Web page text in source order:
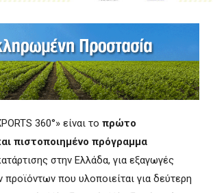
360°» είναι το πρώτο
πιστοποιημένο πρόγραμμα
στην Ελλάδα, για εξαγωγές
που υλοποιείται για δεύτερη